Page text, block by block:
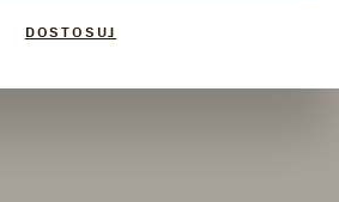
DOSTOSUJ